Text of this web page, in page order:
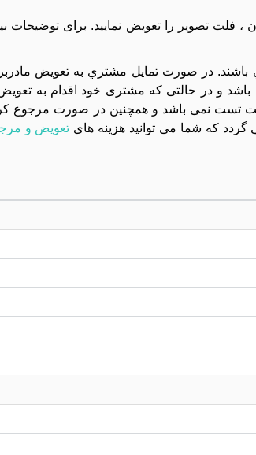
فلت تصویر را تعویض نمایید. برای توضیحات
مجموعه تست تصوير شده و داراي 1ماه گارانتي مي باشند. در صورت تمايل مشتري
شود و تعويض آن داراي هزينه و 1 ماه گارانتي مي باشد و در حالتی که مشتری خود
نمی باشد و همچنین در صورت مرجوع
که شما می توانید هزینه های تعویض و